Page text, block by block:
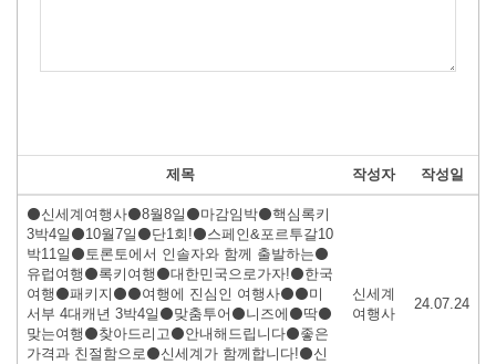
제목 작성자 작성일
⚫신세계여행사⚫8월8일⚫마감임박⚫핵심록키
3박4일⚫10월7일⚫단1회!⚫스페인&포르투갈10
박11일⚫토론토에서 인솔자와 함께 출발하는⚫
유럽여행⚫록키여행⚫대한민국으로가자!⚫한국
여행⚫패키지⚫⚫여행에 진심인 여행사⚫⚫미
서부 4대캐년 3박4일⚫맞춤투어⚫니즈에⚫딱⚫
맞는여행⚫찾아드리고⚫안내해드립니다⚫좋은
가격과 친절함으로⚫신세계가 함께합니다!⚫신
신세계
여행사
24.07.24